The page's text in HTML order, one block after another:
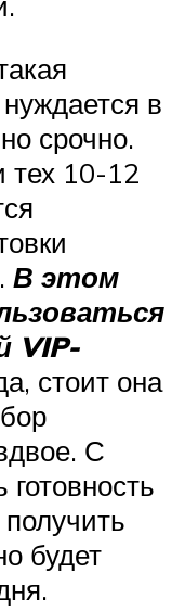
в
срочно.
тех 10-12
В этом
VIP-
стоит она
С
готовность
будет